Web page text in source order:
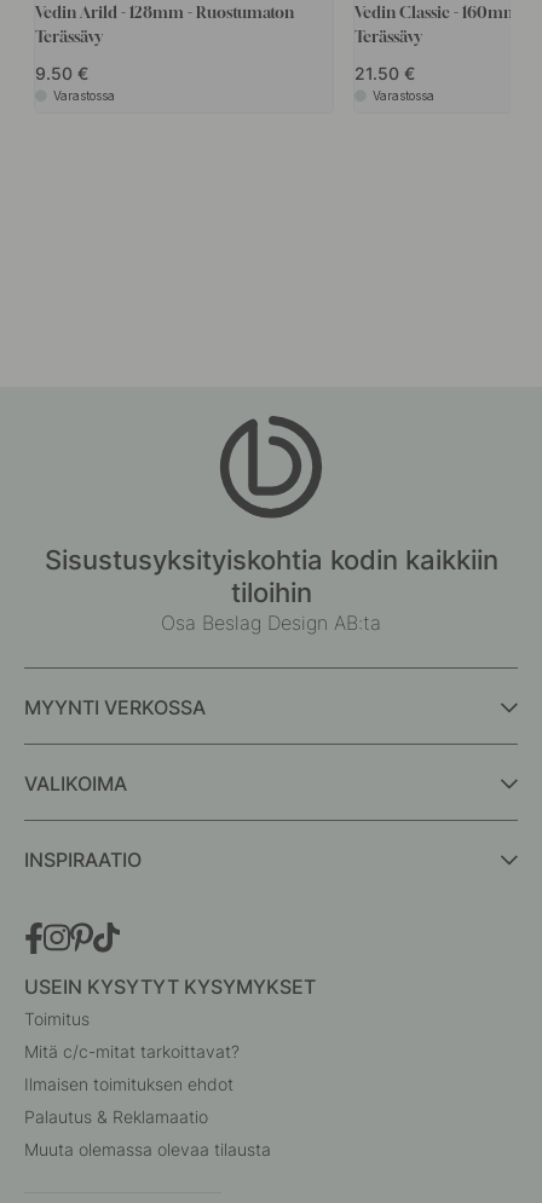
Vedin Arild - 128mm - Ruostumaton
Terässävy
9.50
Varastossa
Vedin Classic - 160mm -
Terässävy
21.50
Varastossa
Sisustusyksityiskohtia kodin kaikkiin
tiloihin
Osa Beslag Design AB:ta
MYYNTI VERKOSSA
VALIKOIMA
INSPIRAATIO
USEIN KYSYTYT KYSYMYKSET
Toimitus
Mitä c/c-mitat tarkoittavat?
Ilmaisen toimituksen ehdot
Palautus & Reklamaatio
Muuta olemassa olevaa tilausta